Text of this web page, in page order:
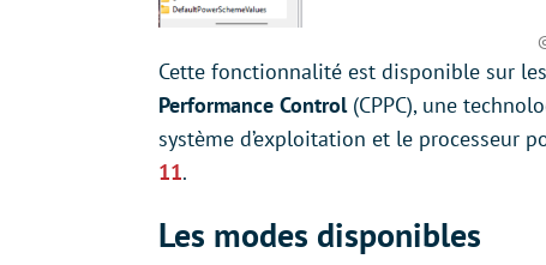
Cette fonctionnalité est disponible sur
Performance Control(CPPC), une
système d’exploitation et le processeur
11.
Les modes disponibles